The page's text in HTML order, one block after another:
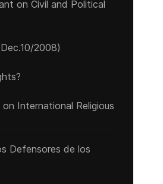
on Civil and Political
2008)
International Religious
Defensores de los